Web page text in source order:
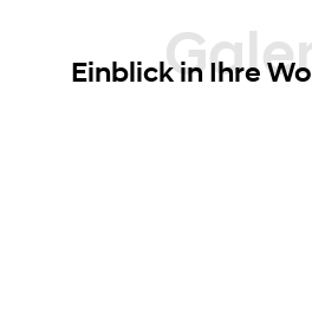
Galerie
Einblick in Ihre